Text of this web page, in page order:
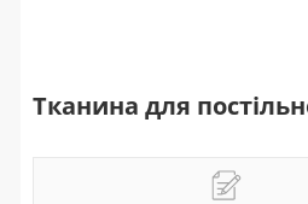
Тканина для